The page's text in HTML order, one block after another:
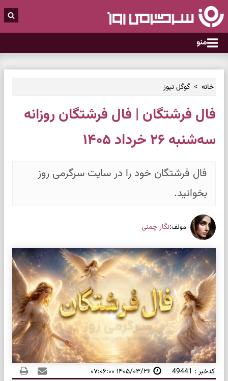
منو
خانه گوگل نیوز
فال فرشتگان | فال فرشتگان روزانه
سه‌شنبه ۲۶ خرداد ۱۴۰۵
فال فرشتگان خود را در سایت سرگرمی روز
بخوانید.
مولف:نگار چمنی
کدخبر : 49441 ۱۴۰۵/۰۳/۲۶ ۰۷:۰۶:۰۰